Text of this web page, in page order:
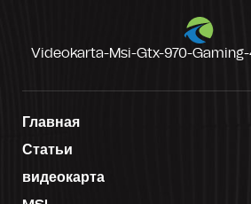
Videokarta-Msi-Gtx-970-
Главная
Статьи
видеокарта